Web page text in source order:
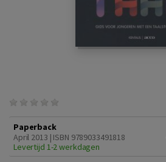
Paperback
April 2013 | ISBN 9789033491818
Levertijd 1-2 werkdagen